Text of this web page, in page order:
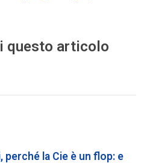
questo articolo
perché la Cie è un flop: e